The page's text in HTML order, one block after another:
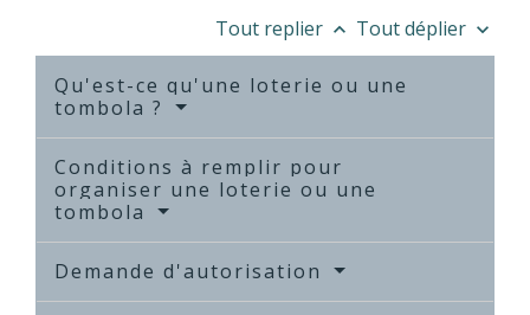
Tout replier keyboard_arrow_up Tout déplier keyboard_arrow_down
Qu'est-ce qu'une loterie ou une
tombola ?
Conditions à remplir pour
organiser une loterie ou une
tombola
Demande d'autorisation